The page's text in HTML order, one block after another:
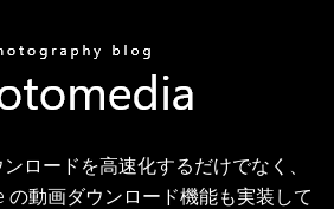
ロードを高速化するだけでなく、
の動画ダウンロード機能も実装して